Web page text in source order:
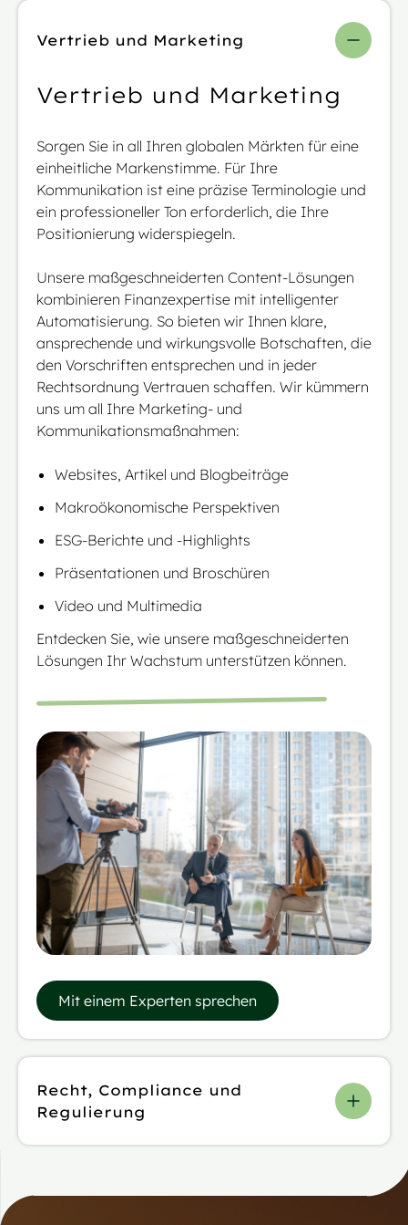
Vertrieb und Marketing
Vertrieb und Marketing
Sorgen Sie in all Ihren globalen Märkten für eine
einheitliche Markenstimme. Für Ihre
Kommunikation ist eine präzise Terminologie und
ein professioneller Ton erforderlich, die Ihre
Positionierung widerspiegeln.
Unsere maßgeschneiderten Content-Lösungen
kombinieren Finanzexpertise mit intelligenter
Automatisierung. So bieten wir Ihnen klare,
ansprechende und wirkungsvolle Botschaften, die
den Vorschriften entsprechen und in jeder
Rechtsordnung Vertrauen schaffen. Wir kümmern
uns um all Ihre Marketing- und
Kommunikationsmaßnahmen:
Websites, Artikel und Blogbeiträge
Makroökonomische Perspektiven
ESG-Berichte und -Highlights
Präsentationen und Broschüren
Video und Multimedia
Entdecken Sie, wie unsere maßgeschneiderten
Lösungen Ihr Wachstum unterstützen können.
Mit einem Experten sprechen
Recht, Compliance und
Regulierung
Regulierung